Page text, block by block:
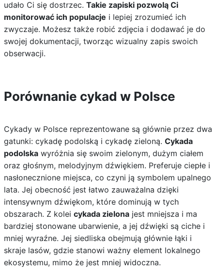
udało Ci się dostrzec. Takie zapiski pozwolą Ci
monitorować ich populacje i lepiej zrozumieć ich
zwyczaje. Możesz także robić zdjęcia i dodawać je do
swojej dokumentacji, tworząc wizualny zapis swoich
obserwacji.
Porównanie cykad w Polsce
Cykady w Polsce reprezentowane są głównie przez dwa
gatunki: cykadę podolską i cykadę zieloną. Cykada
podolskawyróżnia się swoim zielonym, dużym ciałem
oraz głośnym, melodyjnym dźwiękiem. Preferuje ciepłe i
nasłonecznione miejsca, co czyni ją symbolem upalnego
lata. Jej obecność jest łatwo zauważalna dzięki
intensywnym dźwiękom, które dominują w tych
obszarach. Z kolei cykada zielonajest mniejsza i ma
bardziej stonowane ubarwienie, a jej dźwięki są ciche i
mniej wyraźne. Jej siedliska obejmują głównie łąki i
skraje lasów, gdzie stanowi ważny element lokalnego
ekosystemu, mimo że jest mniej widoczna.